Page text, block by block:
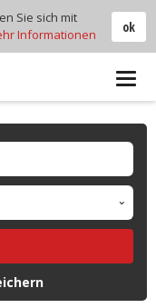
ok
Sie sich mit
Informationen